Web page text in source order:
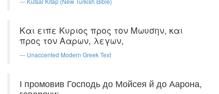
Και ειπε Κυριος προς τον Μωυσην, και
προς τον Ααρων, λεγων,
Unaccented Modern Greek Text
І промовив Господь до Мойсея й до Аарона,